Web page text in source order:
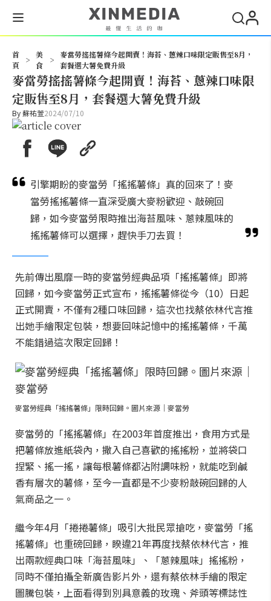
首
頁
>
美
食
>
麥當勞搖搖薯條今起開賣！海苔、蔥辣口味限定販售至8月，
套餐選大薯免費升級
麥當勞搖搖薯條今起開賣！海苔、蔥辣口味限
定販售至8月，套餐選大薯免費升級
By蘇祐萱2024/07/10
引擎期盼的麥當勞「搖搖薯條」真的回來了！麥
當勞搖搖薯條一直深受廣大麥粉歡迎、敲碗回
歸，如今麥當勞限時推出海苔風味、蔥辣風味的
搖搖薯條可以選擇，趕快手刀去買！
先前傳出風靡一時的麥當勞經典品項「搖搖薯條」即將
回歸，如今麥當勞正式宣布，搖搖薯條從今（10）日起
正式開賣，不僅有2種口味回歸，這次也找蔡依林代言推
出她手繪限定包裝，想要回味記憶中的搖搖薯條，千萬
不能錯過這次限定回歸！
麥當勞經典「搖搖薯條」限時回歸。圖片來源｜麥當勞
麥當勞的「搖搖薯條」在2003年首度推出，食用方式是
把薯條放進紙袋內，撒入自己喜歡的搖搖粉，並將袋口
捏緊、搖一搖，讓每根薯條都沾附調味粉，就能吃到鹹
香有層次的薯條，至今一直都是不少麥粉敲碗回歸的人
氣商品之一。
繼今年4月「捲捲薯條」吸引大批民眾搶吃，麥當勞「搖
搖薯條」也重磅回歸，睽違21年再度找蔡依林代言，推
出兩款經典口味「海苔風味」、「蔥辣風味」搖搖粉，
同時不僅拍攝全新廣告影片外，還有蔡依林手繪的限定
圖騰包裝，上面看得到別具意義的玫瑰、斧頭等標誌性